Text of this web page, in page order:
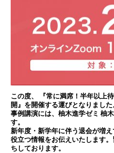
この度、 『常に満席！半年以上
開』を開催する運びとなりました
事例講演には、柚木進学ゼミ 柚
す。
新年度・新学年に伴う退会が増え
役立つ情報をお伝えいたします
ちしております。